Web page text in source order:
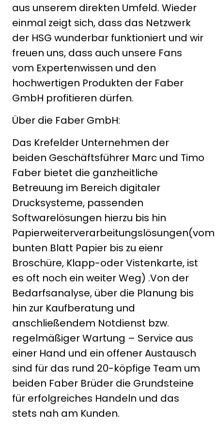
aus unserem direkten Umfeld. Wieder
einmal zeigt sich, dass das Netzwerk
der HSG wunderbar funktioniert und wir
freuen uns, dass auch unsere Fans
vom Expertenwissen und den
hochwertigen Produkten der Faber
GmbH profitieren dürfen.
Über die Faber GmbH:
Das Krefelder Unternehmen der
beiden Geschäftsführer Marc und Timo
Faber bietet die ganzheitliche
Betreuung im Bereich digitaler
Drucksysteme, passenden
Softwarelösungen hierzu bis hin
Papierweiterverarbeitungslösungen(vom
bunten Blatt Papier bis zu eienr
Broschüre, Klapp-oder Vistenkarte, ist
es oft noch ein weiter Weg) .Von der
Bedarfsanalyse, über die Planung bis
hin zur Kaufberatung und
anschließendem Notdienst bzw.
regelmäßiger Wartung – Service aus
einer Hand und ein offener Austausch
sind für das rund 20-köpfige Team um
beiden Faber Brüder die Grundsteine
für erfolgreiches Handeln und das
stets nah am Kunden.